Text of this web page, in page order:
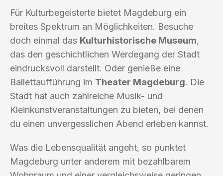
Für Kulturbegeisterte bietet Magdeburg ein
breites Spektrum an Möglichkeiten. Besuche
doch einmal das Kulturhistorische Museum,
das den geschichtlichen Werdegang der Stadt
eindrucksvoll darstellt. Oder genieße eine
Ballettaufführung im Theater Magdeburg. Die
Stadt hat auch zahlreiche Musik- und
Kleinkunstveranstaltungen zu bieten, bei denen
du einen unvergesslichen Abend erleben kannst.
Was die Lebensqualität angeht, so punktet
Magdeburg unter anderem mit bezahlbarem